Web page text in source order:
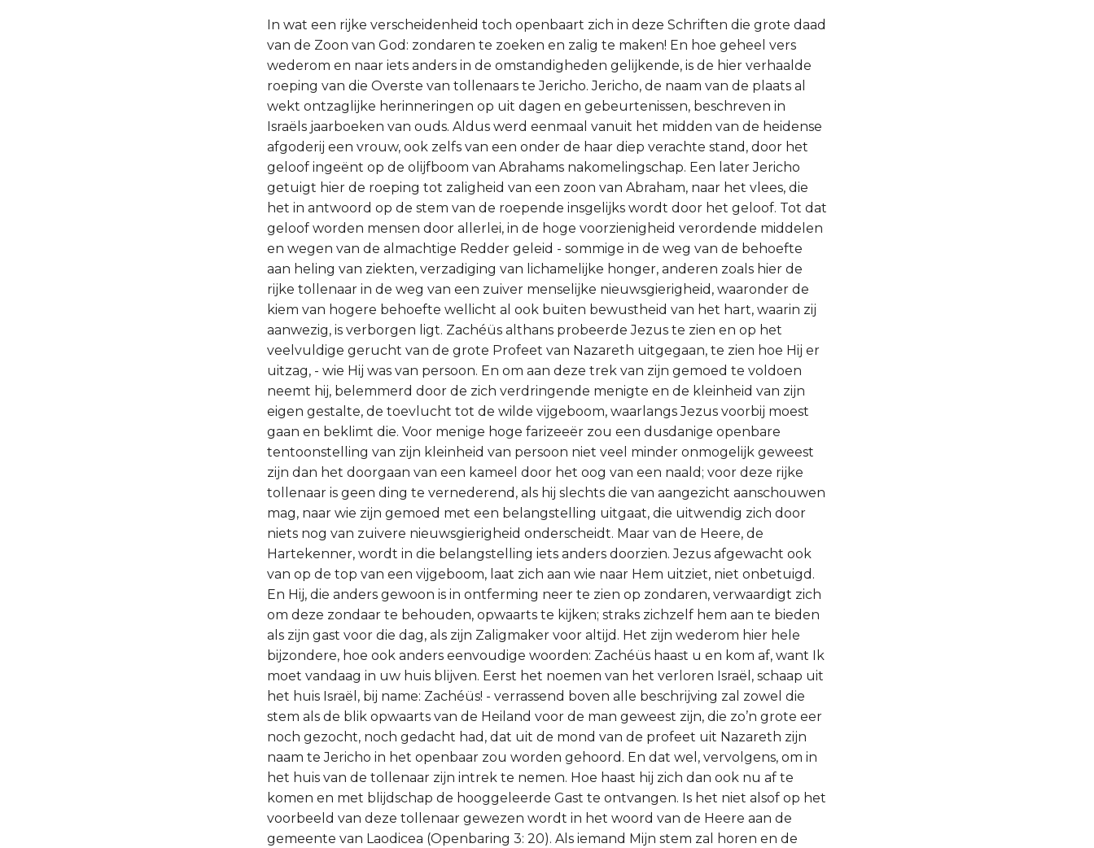
In wat een rijke verscheidenheid toch openbaart zich in deze Schriften die grote daad
van de Zoon van God: zondaren te zoeken en zalig te maken! En hoe geheel vers
wederom en naar iets anders in de omstandigheden gelijkende, is de hier verhaalde
roeping van die Overste van tollenaars te Jericho. Jericho, de naam van de plaats al
wekt ontzaglijke herinneringen op uit dagen en gebeurtenissen, beschreven in
Israëls jaarboeken van ouds. Aldus werd eenmaal vanuit het midden van de heidense
afgoderij een vrouw, ook zelfs van een onder de haar diep verachte stand, door het
geloof ingeënt op de olijfboom van Abrahams nakomelingschap. Een later Jericho
getuigt hier de roeping tot zaligheid van een zoon van Abraham, naar het vlees, die
het in antwoord op de stem van de roepende insgelijks wordt door het geloof. Tot dat
geloof worden mensen door allerlei, in de hoge voorzienigheid verordende middelen
en wegen van de almachtige Redder geleid - sommige in de weg van de behoefte
aan heling van ziekten, verzadiging van lichamelijke honger, anderen zoals hier de
rijke tollenaar in de weg van een zuiver menselijke nieuwsgierigheid, waaronder de
kiem van hogere behoefte wellicht al ook buiten bewustheid van het hart, waarin zij
aanwezig, is verborgen ligt. Zachéüs althans probeerde Jezus te zien en op het
veelvuldige gerucht van de grote Profeet van Nazareth uitgegaan, te zien hoe Hij er
uitzag, - wie Hij was van persoon. En om aan deze trek van zijn gemoed te voldoen
neemt hij, belemmerd door de zich verdringende menigte en de kleinheid van zijn
eigen gestalte, de toevlucht tot de wilde vijgeboom, waarlangs Jezus voorbij moest
gaan en beklimt die. Voor menige hoge farizeeër zou een dusdanige openbare
tentoonstelling van zijn kleinheid van persoon niet veel minder onmogelijk geweest
zijn dan het doorgaan van een kameel door het oog van een naald; voor deze rijke
tollenaar is geen ding te vernederend, als hij slechts die van aangezicht aanschouwen
mag, naar wie zijn gemoed met een belangstelling uitgaat, die uitwendig zich door
niets nog van zuivere nieuwsgierigheid onderscheidt. Maar van de Heere, de
Hartekenner, wordt in die belangstelling iets anders doorzien. Jezus afgewacht ook
van op de top van een vijgeboom, laat zich aan wie naar Hem uitziet, niet onbetuigd.
En Hij, die anders gewoon is in ontferming neer te zien op zondaren, verwaardigt zich
om deze zondaar te behouden, opwaarts te kijken; straks zichzelf hem aan te bieden
als zijn gast voor die dag, als zijn Zaligmaker voor altijd. Het zijn wederom hier hele
bijzondere, hoe ook anders eenvoudige woorden: Zachéüs haast u en kom af, want Ik
moet vandaag in uw huis blijven. Eerst het noemen van het verloren Israël, schaap uit
het huis Israël, bij name: Zachéüs! - verrassend boven alle beschrijving zal zowel die
stem als de blik opwaarts van de Heiland voor de man geweest zijn, die zo’n grote eer
noch gezocht, noch gedacht had, dat uit de mond van de profeet uit Nazareth zijn
naam te Jericho in het openbaar zou worden gehoord. En dat wel, vervolgens, om in
het huis van de tollenaar zijn intrek te nemen. Hoe haast hij zich dan ook nu af te
komen en met blijdschap de hooggeleerde Gast te ontvangen. Is het niet alsof op het
voorbeeld van deze tollenaar gewezen wordt in het woord van de Heere aan de
gemeente van Laodicea (Openbaring 3: 20). Als iemand Mijn stem zal horen en de